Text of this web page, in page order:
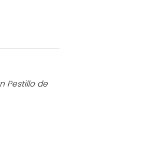
Pestillo de